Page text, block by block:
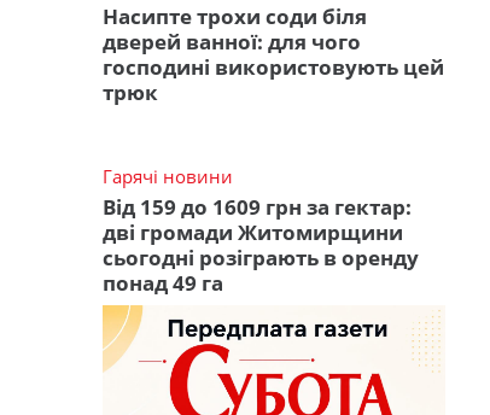
Насипте трохи соди біля
дверей ванної: для чого
господині використовують цей
трюк
Гарячі новини
Від 159 до 1609 грн за гектар:
дві громади Житомирщини
сьогодні розіграють в оренду
понад 49 га